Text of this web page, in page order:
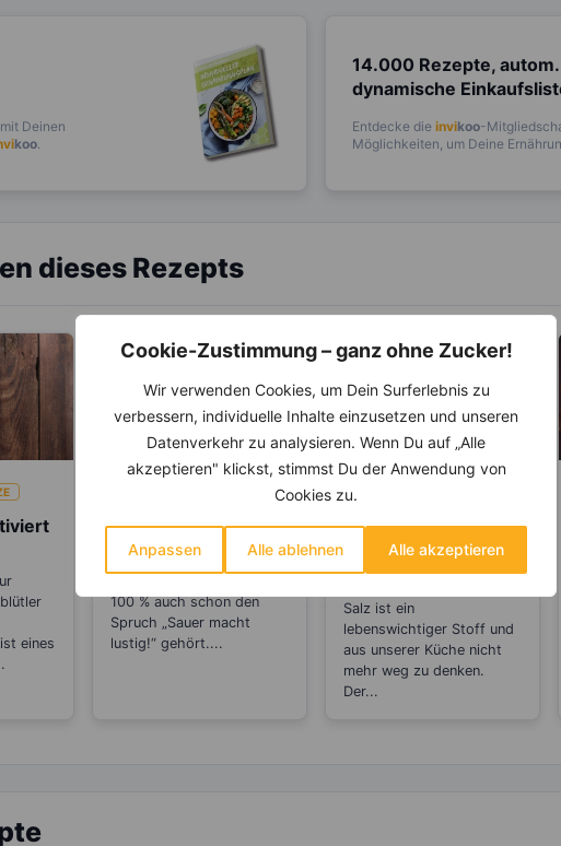
Cookie-Zustimmung – ganz ohne Zucker!
Wir verwenden Cookies, um Dein Surferlebnis zu
verbessern, individuelle Inhalte einzusetzen und unseren
Datenverkehr zu analysieren. Wenn Du auf „Alle
akzeptieren" klickst, stimmst Du der Anwendung von
Cookies zu.
Anpassen Alle ablehnen Alle akzeptieren
Deinen
koo.
14.000 Rezepte,
dynamische
Entdecke die invikoo-
Möglichkeiten, um Deine
dieses Rezepts
eines
Sind Zitronen sauer
oder basisch?
100 % auch schon den
Spruch „Sauer macht
lustig!“ gehört....
Salz – Die
Abnehmbremse
Salz ist ein
lebenswichtiger Stoff und
aus unserer Küche nicht
mehr weg zu denken.
Der...